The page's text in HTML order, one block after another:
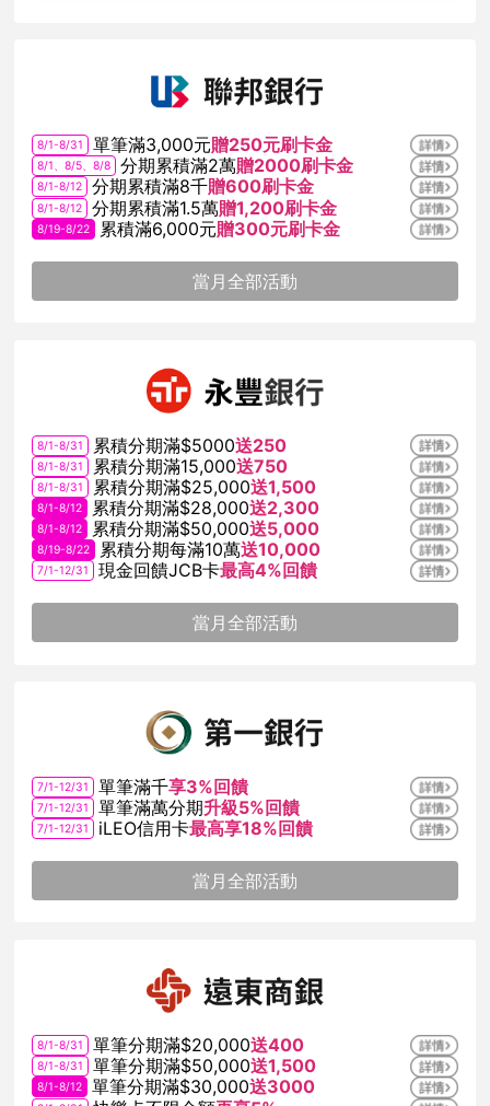
8/1-8/31 單筆滿3,000元贈250元刷卡金
8/1、8/5、8/8 分期累積滿2萬贈2000刷卡金
8/1-8/12 分期累積滿8千贈600刷卡金
8/1-8/12 分期累積滿1.5萬贈1,200刷卡金
8/19-8/22 累積滿6,000元贈300元刷卡金
當月全部活動
8/1-8/31 累積分期滿$5000送250
8/1-8/31 累積分期滿15,000送750
8/1-8/31 累積分期滿$25,000送1,500
8/1-8/12 累積分期滿$28,000送2,300
8/1-8/12 累積分期滿$50,000送5,000
8/19-8/22 累積分期每滿10萬送10,000
7/1-12/31 現金回饋JCB卡最高4%回饋
當月全部活動
7/1-12/31 單筆滿千享3%回饋
7/1-12/31 單筆滿萬分期升級5%回饋
7/1-12/31 iLEO信用卡最高享18%回饋
當月全部活動
8/1-8/31 單筆分期滿$20,000送400
8/1-8/31 單筆分期滿$50,000送1,500
8/1-8/12 單筆分期滿$30,000送3000